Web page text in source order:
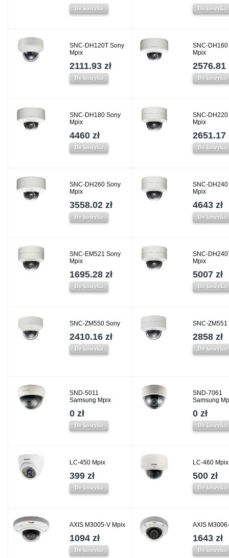
Do koszyka Do koszyka
SNC-DH120T Sony
Mpix
2111.93 zł
Do koszyka
SNC-
Mpix
2576.81
Do koszyka
SNC-DH180 Sony
Mpix
4460 zł
Do koszyka
SNC-
Mpix
2651.17
Do koszyka
SNC-DH260 Sony
Mpix
3558.02 zł
Do koszyka
SNC-
Mpix
4643 zł
Do koszyka
SNC-EM521 Sony
Mpix
1695.28 zł
Do koszyka
SNC-
Mpix
5007 zł
Do koszyka
SNC-ZM550 Sony
2410.16 zł
Do koszyka
SNC-ZM551
2858 zł
Do koszyka
SND-5011
Samsung Mpix
0 zł
Do koszyka
SND-7061
Samsung
0 zł
Do koszyka
LC-450 Mpix
399 zł
Do koszyka
LC-460 Mpix
500 zł
Do koszyka
AXIS M3005-V Mpix
1094 zł
Do koszyka
AXIS
1643 zł
Do koszyka